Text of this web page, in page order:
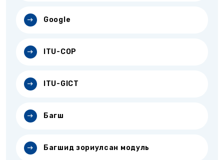
Google
ITU-COP
ITU-GICT
Багш
Багшид зориулсан модуль